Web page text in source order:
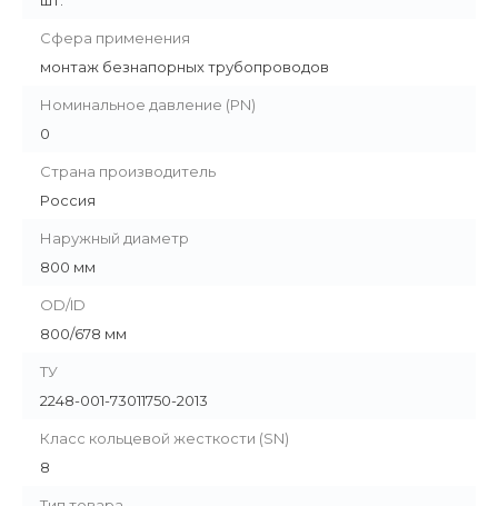
Сфера применения
монтаж безнапорных трубопроводов
Номинальное давление (PN)
0
Страна производитель
Россия
Наружный диаметр
800 мм
OD/ID
800/678 мм
ТУ
2248-001-73011750-2013
Класс кольцевой жесткости (SN)
8